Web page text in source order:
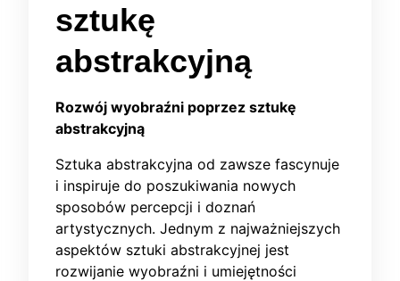
sztukę
abstrakcyjną
Rozwój wyobraźni poprzez sztukę
abstrakcyjną
Sztuka abstrakcyjna od zawsze fascynuje
i inspiruje do poszukiwania nowych
sposobów percepcji i doznań
artystycznych. Jednym z najważniejszych
aspektów sztuki abstrakcyjnej jest
rozwijanie wyobraźni i umiejętności